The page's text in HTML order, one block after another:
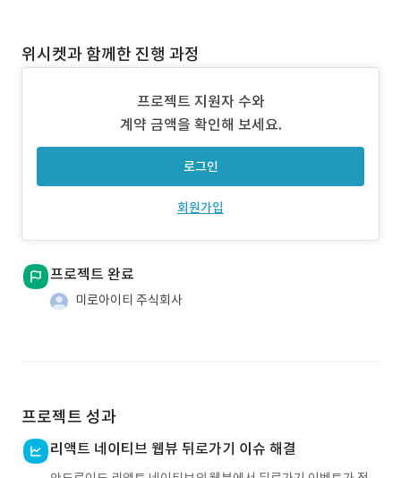
위시켓과 함께한 진행 과정
프로젝트 지원자 수와
계약 금액을 확인해 보세요.
로그인
회원가입
프로젝트 완료
미로아이티 주식회사
프로젝트 성과
리액트 네이티브 웹뷰 뒤로가기 이슈 해결